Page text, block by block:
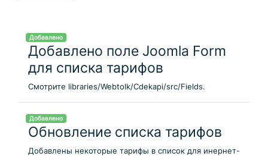
Добавлено
Добавлено поле Joomla Form
для списка тарифов
Смотрите libraries/Webtolk/Cdekapi/src/Fields.
Добавлено
Обновление списка тарифов
Добавлены некоторые тарифы в список для инернет-